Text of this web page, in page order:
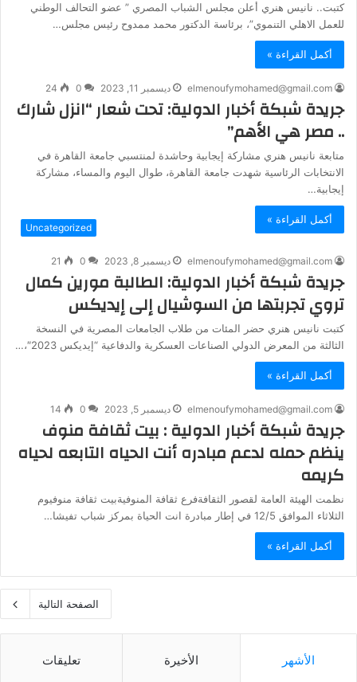
كتبت.. نانيس هنري أعلن مجلس الشباب المصري ” عضو التحالف الوطني
للعمل الاهلي التنموي”، برئاسة الدكتور محمد ممدوح رئيس مجلس…
أكمل القراءة »
elmenoufymohamed@gmail.com ديسمبر 11, 2023 0
24
جريدة شبكة أخبار الدولية: تحت شعار “انزل شارك
.. مصر هي الأهم”
متابعة نانيس هنري مشاركة إيجابية وحاشدة لمنتسبي جامعة القاهرة في
الانتخابات الرئاسية شهدت جامعة القاهرة، طوال اليوم والمساء، مشاركة
إيجابية…
أكمل القراءة »
Uncategorized
elmenoufymohamed@gmail.com ديسمبر 8, 2023 0
21
جريدة شبكة أخبار الدولية: الطالبة مورين كمال
تروي تجربتها من السوشيال إلى إيديكس
كتبت نانيس هنري حضر المئات من طلاب الجامعات المصرية في النسخة
الثالثة من المعرض الدولي الصناعات العسكرية والدفاعية “إيديكس 2023″،…
أكمل القراءة »
elmenoufymohamed@gmail.com ديسمبر 5, 2023 0
14
جريدة شبكة أخبار الدولية : بيت ثقافة منوف
ينظم حمله لدعم مبادره أنت الحياه التابعه لحياه
كريمه
نظمت الهيئة العامة لقصور الثقافةفرع ثقافة المنوفيةبيت ثقافة منوفيوم
الثلاثاء الموافق 12/5 في إطار مبادرة انت الحياة بمركز شباب تفيشا…
أكمل القراءة »
الصفحة التالية
الأشهر الأخيرة تعليقات